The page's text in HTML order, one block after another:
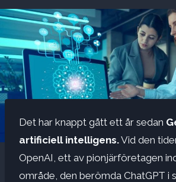
Det har knappt gått ett år sedan
artificiell intelligens.Vid den
OpenAI, ett av pionjärföretagen
område, den berömda ChatGPT i